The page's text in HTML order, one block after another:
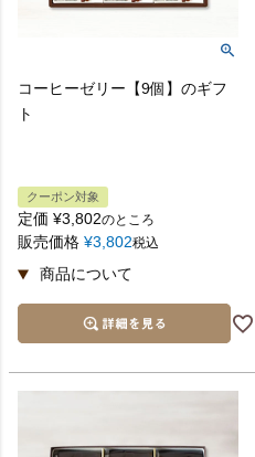
コーヒーゼリー【9個】のギフ
ト
クーポン対象
定価 ¥3,802のところ
販売価格 ¥3,802税込